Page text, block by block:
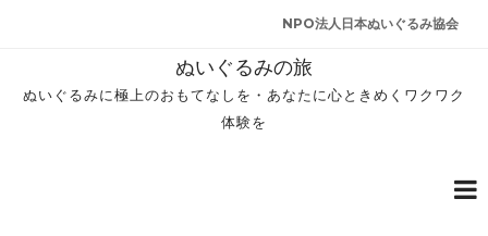
NPO法人日本ぬいぐるみ協会
ぬいぐるみの旅
ぬいぐるみに極上のおもてなしを・あなたに心ときめくワクワク
体験を